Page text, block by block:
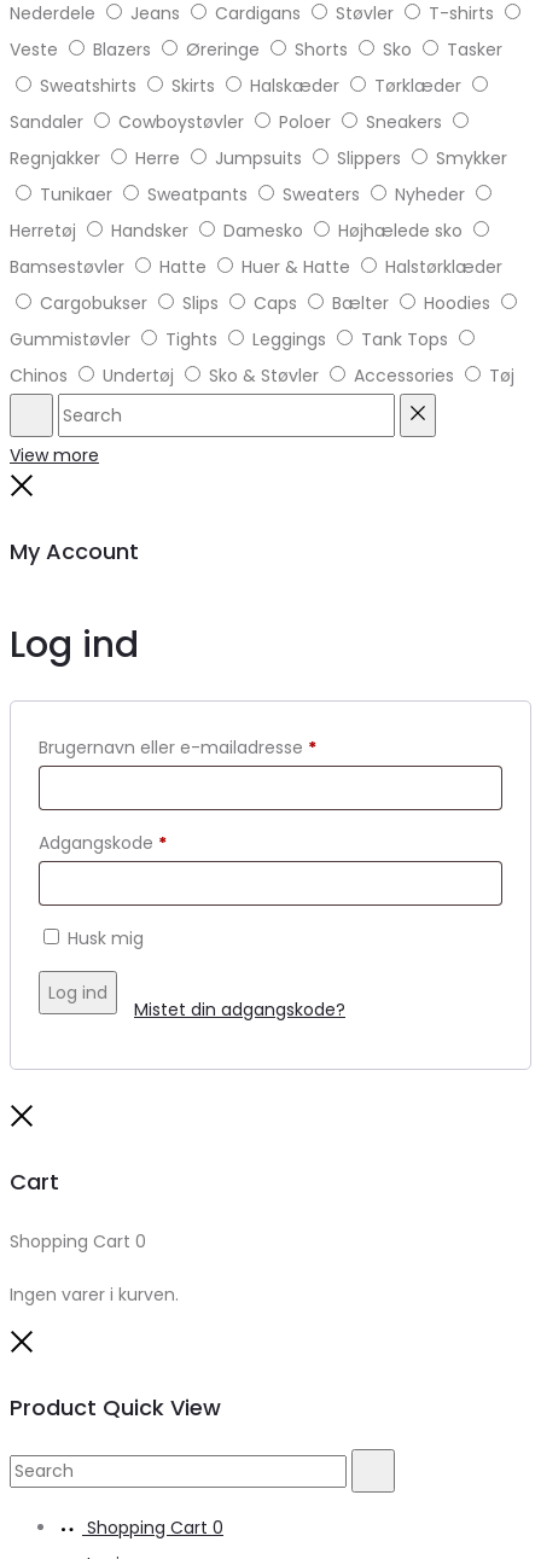
Nederdele
Jeans Cardigans Støvler
T-shirts
Veste
Blazers Øreringe Shorts Sko
Tasker
Sweatshirts
Skirts Halskæder
Tørklæder
Sandaler
Cowboystøvler Poloer
Sneakers
Regnjakker
Herre Jumpsuits Slippers
Smykker
Tunikaer
Sweatpants Sweaters
Nyheder
Herretøj
Handsker Damesko
Højhælede sko
Bamsestøvler
Hatte Huer & Hatte
Halstørklæder
Cargobukser
Slips Caps Bælter
Hoodies
Gummistøvler
Tights Leggings
Tank Tops
Chinos
Undertøj Sko & Støvler Accessories Tøj
Search
View more
My Account
Log ind
Brugernavn eller e-mailadresse *
Adgangskode *
Husk mig
Log ind
Mistet din adgangskode?
Cart
Shopping Cart 0
Ingen varer i kurven.
Product Quick View
Search
Shopping Cart 0